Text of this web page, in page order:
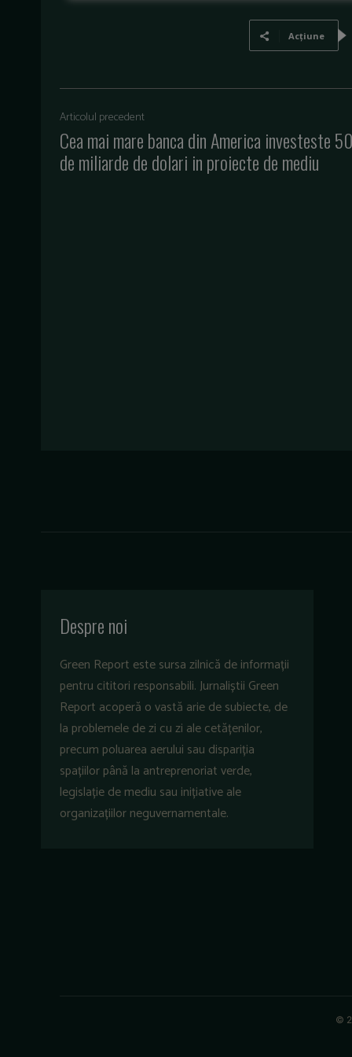
Acțiune
Articolul precedent
Cea mai mare banca din America investeste 50
de miliarde de dolari in proiecte de mediu
Despre noi
Green Report este sursa zilnică de informații
pentru cititori responsabili. Jurnaliștii Green
Report acoperă o vastă arie de subiecte, de
la problemele de zi cu zi ale cetățenilor,
precum poluarea aerului sau dispariția
spațiilor până la antreprenoriat verde,
legislație de mediu sau inițiative ale
organizațiilor neguvernamentale.
©